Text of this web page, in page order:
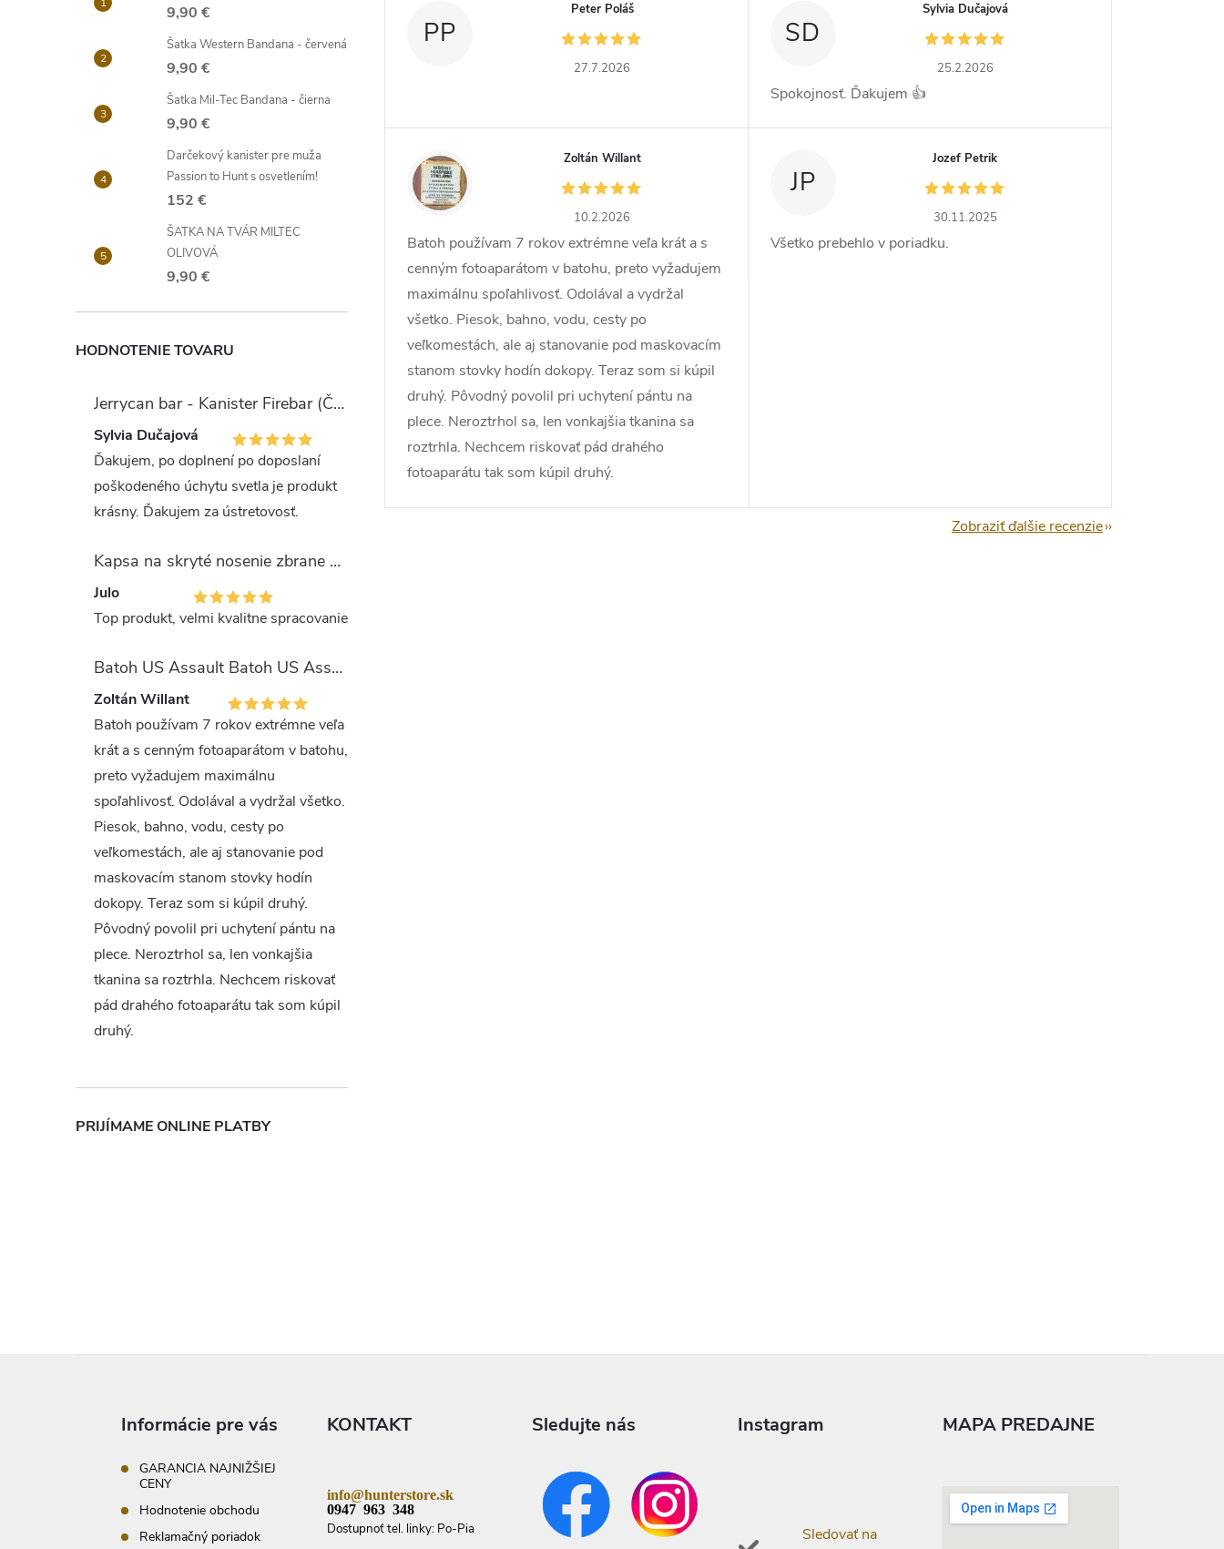
9,90 €
Šatka Western Bandana - červená
9,90 €
Šatka Mil-Tec Bandana - čierna
9,90 €
Darčekový kanister pre muža
Passion to Hunt s osvetlením!
152 €
ŠATKA NA TVÁR MILTEC
OLIVOVÁ
9,90 €
HODNOTENIE TOVARU
Jerrycan bar - Kanister Firebar (Červený)
Sylvia Dučajová
Ďakujem, po doplnení po doposlaní
poškodeného úchytu svetla je produkt
krásny. Ďakujem za ústretovosť.
Kapsa na skryté nosenie zbrane OLIVA (veľkosť Glock 17/19)
Julo
Top produkt, velmi kvalitne spracovanie
Batoh US Assault Batoh US Assault "LASER CUT" 36l MULTIT.
Zoltán Willant
Batoh používam 7 rokov extrémne veľa
krát a s cenným fotoaparátom v batohu,
preto vyžadujem maximálnu
spoľahlivosť. Odolával a vydržal všetko.
Piesok, bahno, vodu, cesty po
veľkomestách, ale aj stanovanie pod
maskovacím stanom stovky hodín
dokopy. Teraz som si kúpil druhý.
Pôvodný povolil pri uchytení pántu na
plece. Neroztrhol sa, len vonkajšia
tkanina sa roztrhla. Nechcem riskovať
pád drahého fotoaparátu tak som kúpil
druhý.
PRIJÍMAME ONLINE PLATBY
PP
Peter Poláš
27.7.2026
SD
Sylvia Dučajová
25.2.2026
Spokojnosť. Ďakujem 👍
ZW
Zoltán Willant
10.2.2026
Batoh používam 7 rokov extrémne veľa krát a s
cenným fotoaparátom v batohu, preto vyžadujem
maximálnu spoľahlivosť. Odolával a vydržal
všetko. Piesok, bahno, vodu, cesty po
veľkomestách, ale aj stanovanie pod maskovacím
stanom stovky hodín dokopy. Teraz som si kúpil
druhý. Pôvodný povolil pri uchytení pántu na
plece. Neroztrhol sa, len vonkajšia tkanina sa
roztrhla. Nechcem riskovať pád drahého
fotoaparátu tak som kúpil druhý.
JP
Jozef Petrik
30.11.2025
Všetko prebehlo v poriadku.
Zobraziť ďalšie recenzie
Informácie pre vás
GARANCIA NAJNIŽŠIEJ
CENY
Hodnotenie obchodu
Reklamačný poriadok
KONTAKT
info@hunterstore.sk
0947 963 348
Dostupnoť tel. linky: Po-Pia
Sledujte nás Instagram
Sledovať na
MAPA PREDAJNE